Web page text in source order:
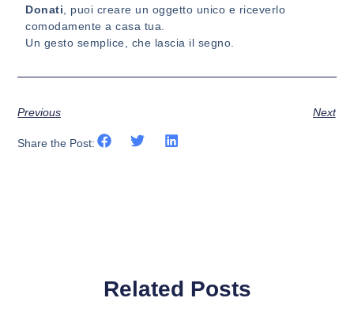
Donati , puoi creare un oggetto unico e riceverlo
comodamente a casa tua.
Un gesto semplice, che lascia il segno.
Previous Next
Share the Post:
Related Posts